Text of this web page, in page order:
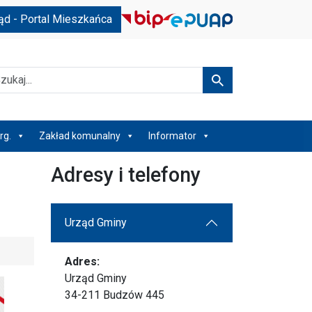
- Portal Mieszkańca
Szukaj
Zakład komunalny Informator
Adresy i telefony
Urząd Gminy
Adres:
Urząd Gminy
34-211 Budzów 445